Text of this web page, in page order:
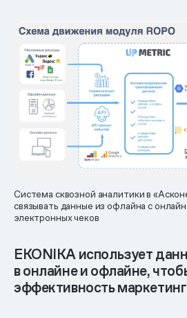
Система сквозной аналитики в
связывать данные из офлайна с
электронных чеков
EKONIKA использует
в онлайне и офлайне,
эффективность